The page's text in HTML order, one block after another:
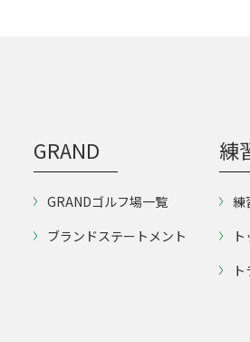
GRAND
GRANDゴルフ場一覧
ブランドステートメント
練
練